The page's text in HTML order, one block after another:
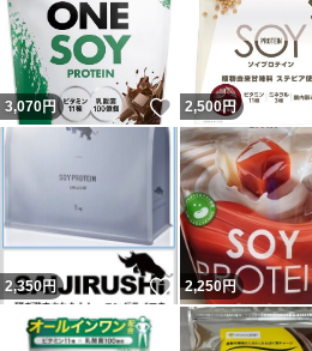
3,070円 いいね！
2,500円
2,350円 いいね！
2,250円